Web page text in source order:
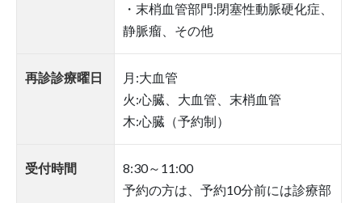
・末梢血管部門:閉塞性動脈硬化症、
静脈瘤、その他
再診診療曜日
月:大血管
火:心臓、大血管、末梢血管
木:心臓（予約制）
受付時間
8:30～11:00
予約の方は、予約10分前には診療部